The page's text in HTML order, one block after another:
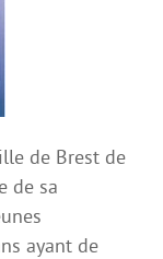
de Brest de
de sa
ayant de